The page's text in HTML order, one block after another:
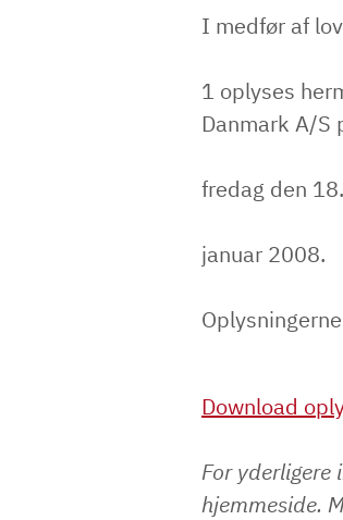
I medfør af
1 oplyses
Danmark A/S
fredag den 18.
januar 2008.
Download
For
hjemmeside.